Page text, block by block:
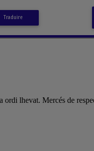
Traduire